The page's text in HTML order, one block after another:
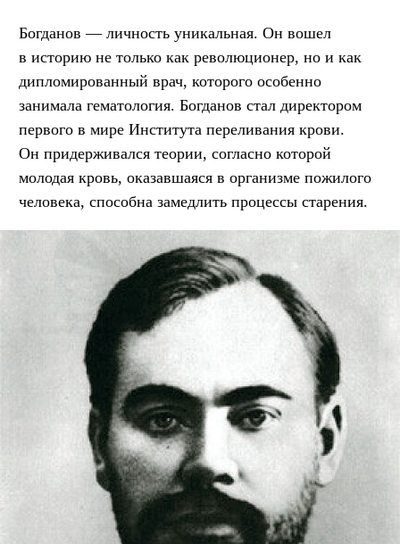
Богданов — личность уникальная. Он вошел
в историю не только как революционер, но и как
дипломированный врач, которого особенно
занимала гематология. Богданов стал директором
первого в мире Института переливания крови.
Он придерживался теории, согласно которой
молодая кровь, оказавшаяся в организме пожилого
человека, способна замедлить процессы старения.